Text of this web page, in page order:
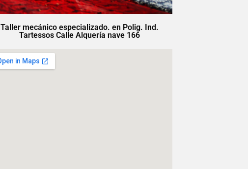
Taller mecánico especializado. en Polig. Ind.
Tartessos Calle Alquería nave 166